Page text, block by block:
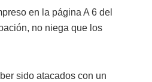
en la página A 6 del
no niega que los
sido atacados con un